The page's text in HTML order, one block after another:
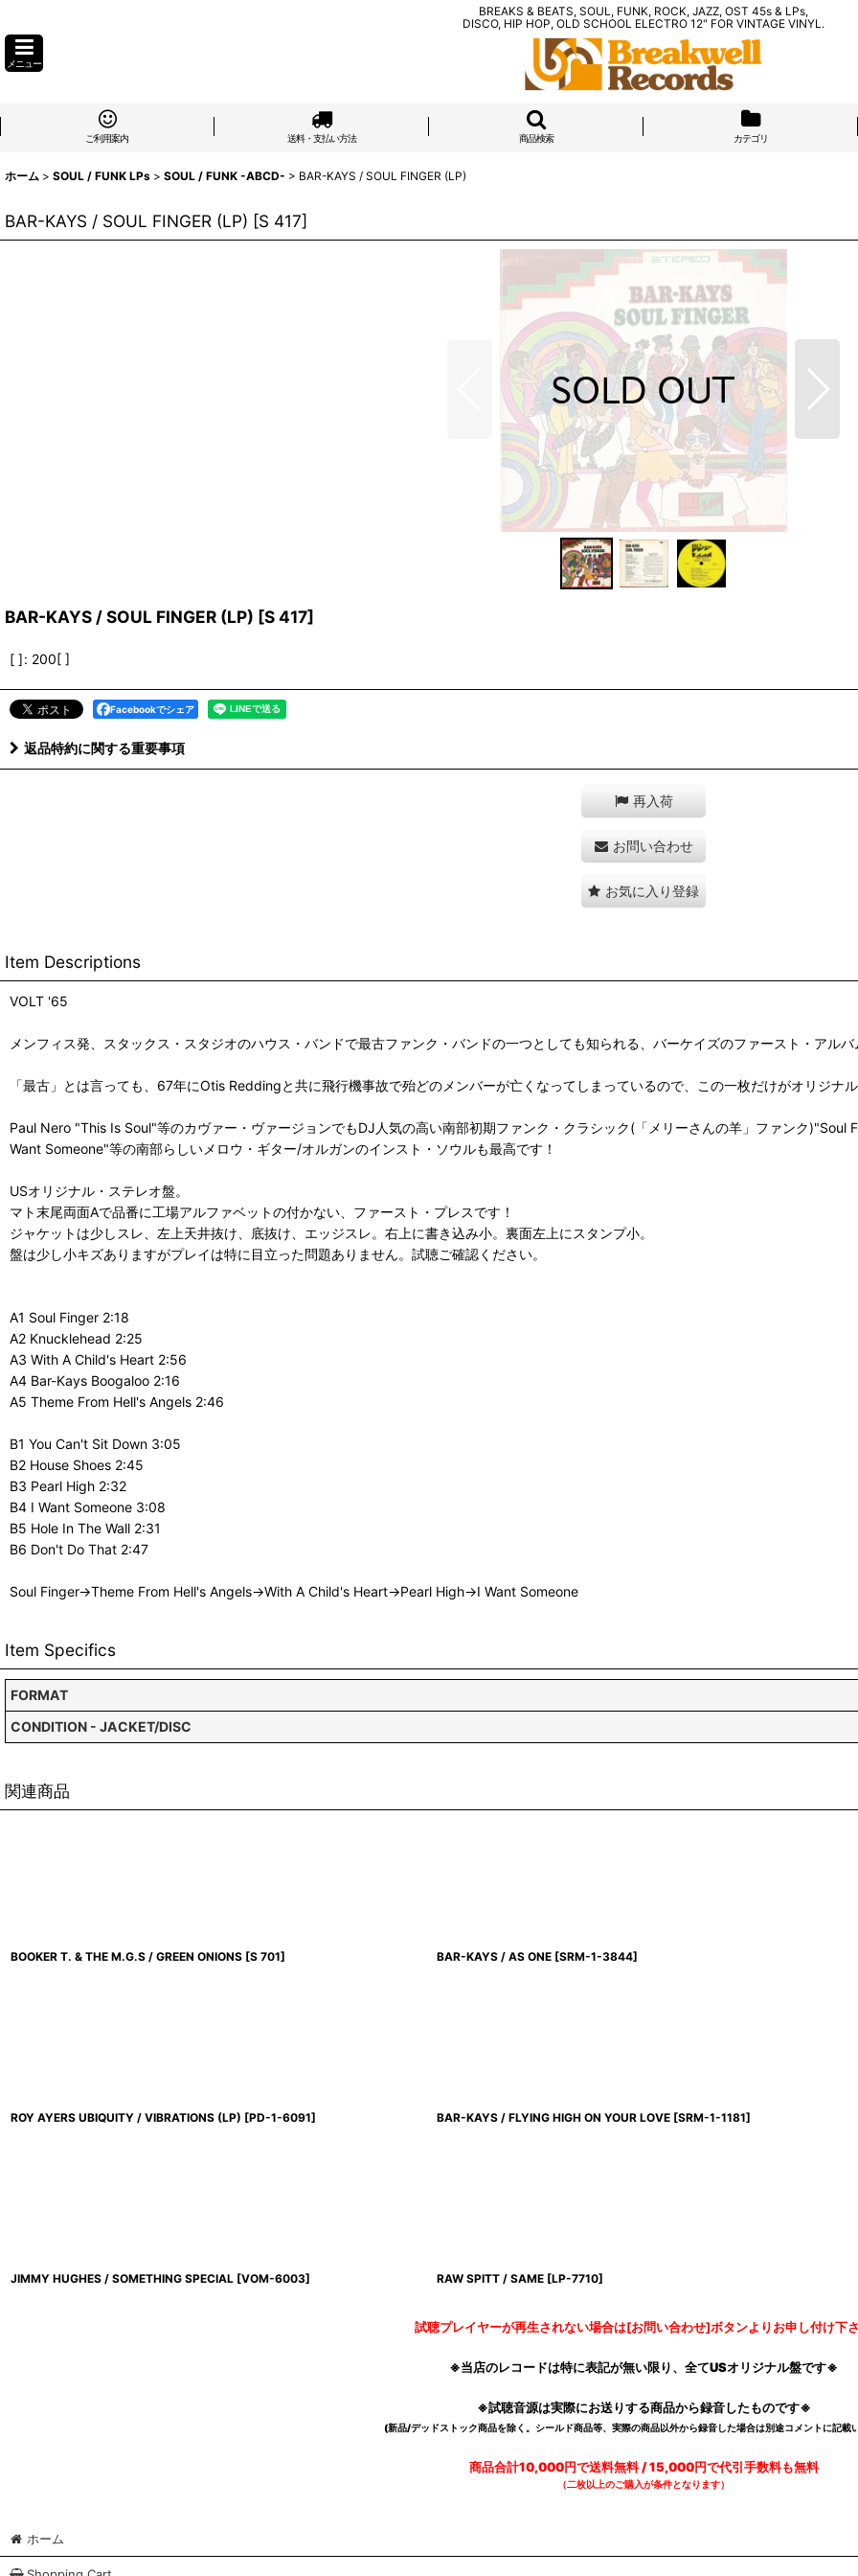
BREAKS & BEATS, SOUL, FUNK, ROCK, JAZZ, OST 45s & LPs,
DISCO, HIP HOP, OLD SCHOOL ELECTRO 12" FOR VINTAGE VINYL.
メニュー
ご利用案内 送料・支払い方法 商品検索 カテゴリ
ホーム > SOUL / FUNK LPs > SOUL / FUNK -ABCD- > BAR-KAYS / SOUL FINGER (LP)
BAR-KAYS / SOUL FINGER (LP) [S 417]
BAR-KAYS / SOUL FINGER (LP) [S 417]
[ ]: 200[ ]
Facebookでシェア
返品特約に関する重要事項
再入荷
お問い合わせ
お気に入り登録
Item Descriptions
VOLT '65
メンフィス発、スタックス・スタジオのハウス・バンドで最古ファンク・バンドの一つとしても知られる、バーケイズのファースト・アルバ
「最古」とは言っても、67年にOtis Reddingと共に飛行機事故で殆どのメンバーが亡くなってしまっているので、この一枚だけがオリジナ
Paul Nero "This Is Soul"等のカヴァー・ヴァージョンでもDJ人気の高い南部初期ファンク・クラシック(「メリーさんの羊」ファンク
Want Someone"等の南部らしいメロウ・ギター/オルガンのインスト・ソウルも最高です！
USオリジナル・ステレオ盤。
マト末尾両面Aで品番に工場アルファベットの付かない、ファースト・プレスです！
ジャケットは少しスレ、左上天井抜け、底抜け、エッジスレ。右上に書き込み小。裏面左上にスタンプ小。
盤は少し小キズありますがプレイは特に目立った問題ありません。試聴ご確認ください。
A1 Soul Finger 2:18
A2 Knucklehead 2:25
A3 With A Child's Heart 2:56
A4 Bar-Kays Boogaloo 2:16
A5 Theme From Hell's Angels 2:46
B1 You Can't Sit Down 3:05
B2 House Shoes 2:45
B3 Pearl High 2:32
B4 I Want Someone 3:08
B5 Hole In The Wall 2:31
B6 Don't Do That 2:47
Soul Finger→Theme From Hell's Angels→With A Child's Heart→Pearl High→I Want Someone
Item Specifics
FORMAT
CONDITION - JACKET/DISC
関連商品
BOOKER T. & THE M.G.S / GREEN ONIONS [S 701] BAR-KAYS / AS ONE [SRM-1-3844]
ROY AYERS UBIQUITY / VIBRATIONS (LP) [PD-1-6091] BAR-KAYS / FLYING HIGH ON YOUR LOVE [SRM-1-1181]
JIMMY HUGHES / SOMETHING SPECIAL [VOM-6003] RAW SPITT / SAME [LP-7710]
試聴プレイヤーが再生されない場合は[お問い合わせ]ボタンよりお申し付け下
※当店のレコードは特に表記が無い限り、全てUSオリジナル盤です※
※試聴音源は実際にお送りする商品から録音したものです※
(新品/デッドストック商品を除く。シールド商品等、実際の商品以外から録音した場合は別途コメントに記載
商品合計10,000円で送料無料 / 15,000円で代引手数料も無料
（二枚以上のご購入が条件となります）
ホーム